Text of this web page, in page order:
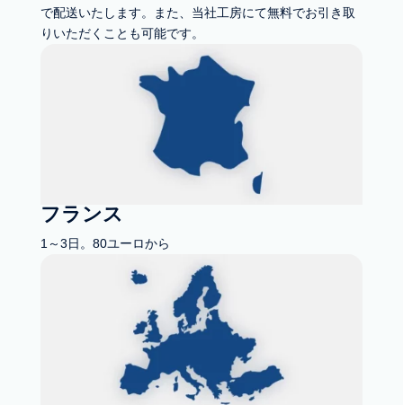
で配送いたします。また、当社工房にて無料でお引き取
りいただくことも可能です。
フランス
1～3日。80ユーロから